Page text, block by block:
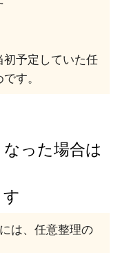
初予定していた任
す。
った場合は
は、任意整理の